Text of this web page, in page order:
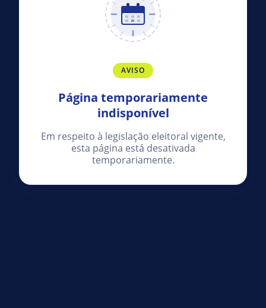
AVISO
Página temporariamente
indisponível
Em respeito à legislação eleitoral vigente,
esta página está desativada
temporariamente.